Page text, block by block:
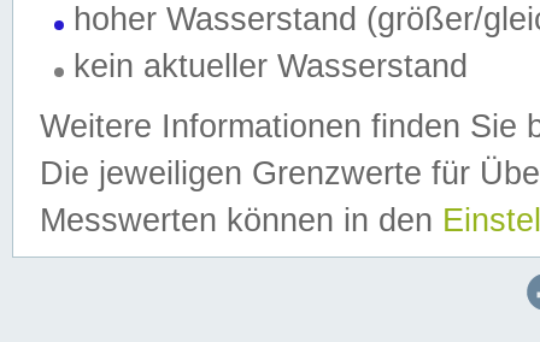
hoher Wasserstand (größer/
kein aktueller Wasserstand
Weitere Informationen finden Sie
Die jeweiligen Grenzwerte für
Messwerten können in den